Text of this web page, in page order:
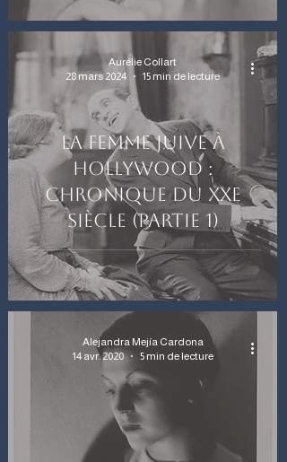
La femme juive à
Hollywood :
chronique du XXe
siècle (partie 1)
Aurélie Collart
28 mars 2024
15 min de lecture
Alejandra Mejía Cardona
14 avr. 2020
5 min de lecture